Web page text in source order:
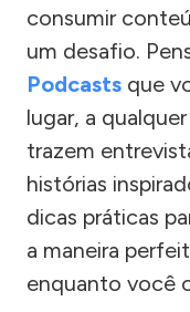
consumir
um desafio.
Podcasts que
lugar, a
trazem
histórias
dicas práticas
a maneira
enquanto você